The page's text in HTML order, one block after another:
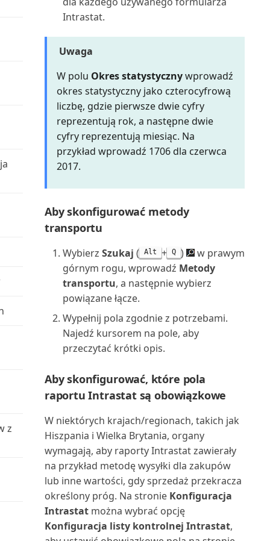
z
pomocą grup użytko...
Zmienianie ustawień
podstawowych dla bieżącego ...
Zmienianie wyświetlanych
funkcji
Znajdowanie powiązanych
Znajdowanie stron i raportów za
pomocą Eksplora...
Plan dostępności zapasów
(raport)
Plan kont (raport)
Podsumowanie odroczeń:
Sprzedaż (raport)
Podsumowanie odroczeń K/G
(raport)
Podsumowanie odroczeń
Pojemnik korygujący magazynu
(raport)
Porównanie sald: poprzedni rok
(raport)
Poziom obciążenia serwisu
(raport)
Prognoza produkcji (raport)
Prognozowana wartość środka
trwałego (raport)
Prognozowana wartość
środków trwałych (raport E...
Projekt wg zapasów (raport)
Projekt: PWT do K/G (raport)
Projekt: Wartości rzeczywiste
względem budżetu...
Intrastat.
Uwaga
W polu Okres statystycznywprowadź
okres statystyczny jako czterocyfrową
liczbę, gdzie pierwsze dwie cyfry
reprezentują rok, a następne dwie
cyfry reprezentują miesiąc. Na
przykład wprowadź 1706 dla czerwca
2017.
Aby skonfigurować metody
transportu
Wybierz Szukaj ( Alt + Q )
w prawym
górnym rogu, wprowadź Metody
transportu, a następnie wybierz
powiązane łącze.
Wypełnij pola zgodnie z potrzebami.
Najedź kursorem na pole, aby
przeczytać krótki opis.
Aby skonfigurować, które pola
raportu Intrastat są obowiązkowe
W niektórych krajach/regionach, takich jak
Hiszpania i Wielka Brytania, organy
wymagają, aby raporty Intrastat zawierały
na przykład metodę wysyłki dla zakupów
lub inne wartości, gdy sprzedaż przekracza
określony próg. Na stronie Konfiguracja
Intrastatmożna wybrać opcję
Konfiguracja listy kontrolnej Intrastat,